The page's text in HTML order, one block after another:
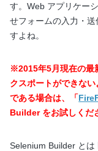
す。Web アプリケー
せフォームの入力・
すよね。
※2015年5月現在の最
クスポートができな
である場合は、「
Builder をお試しくだ
Selenium Builder とは